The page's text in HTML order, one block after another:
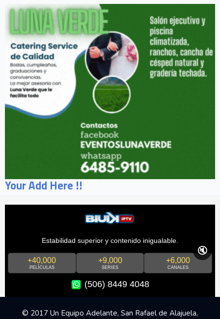
Your Add Here !!
Estabilidad superior y contenido inigualable.
+40,000
PELÍCULAS
+9,000
SERIES
+6,000
CANALES
(506) 8449 4048
🔇
© 2017 Un Equipo Adelante, San Rafael de Alajuela,